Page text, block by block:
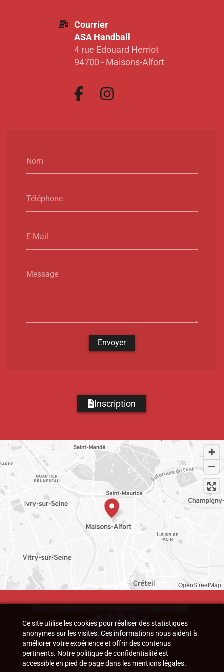
Nom
Téléphone
E-Mail
Message
Envoyer
Courrier
ASA Handball
4 rue Edouard Herriot
94700 - Maisons-Alfort
Inscription
OpenStreetMap
Données juridiques—Site pensé par EPIXELIC
Ce site utilise les cookies pour réaliser des statistiques
anonymes sur les visites. Ces informations nous aident à
améliorer votre expérience et offrir des contenus
pertinents. Notre politique de confidentialité est
accessible en pied de page dans les mentions légales.